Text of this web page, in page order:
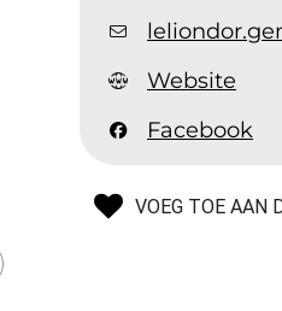
Website
Facebook
VOEG TOE AAN